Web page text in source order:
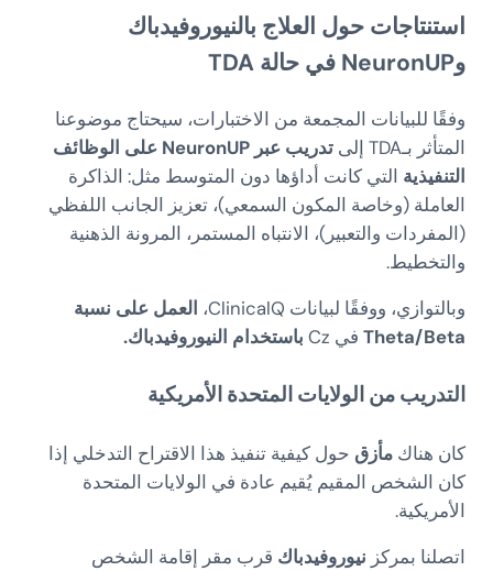
استنتاجات حول العلاج بالنيوروفيدباك
وNeuronUP في حالة TDA
وفقًا للبيانات المجمعة من الاختبارات، سيحتاج موضوعنا
المتأثر بـTDA إلى
تدريب عبر NeuronUP على الوظائف
التنفيذية التي كانت أداؤها دون المتوسط مثل: الذاكرة
العاملة (وخاصة المكون السمعي)، تعزيز الجانب اللفظي
(المفردات والتعبير)، الانتباه المستمر، المرونة الذهنية
والتخطيط.
وبالتوازي، ووفقًا لبيانات ClinicalQ،
العمل على نسبة
Theta/Betaفي Cz باستخدام النيوروفيدباك.
التدريب من الولايات المتحدة الأمريكية
كان هناك مأزق حول كيفية تنفيذ هذا الاقتراح التدخلي إذا
كان الشخص المقيم يُقيم عادة في الولايات المتحدة
الأمريكية.
اتصلنا بمركز نيوروفيدباك قرب مقر إقامة الشخص